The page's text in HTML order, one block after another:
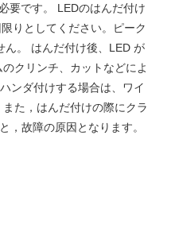
要です。 LEDのはんだ付け
りとしてください。ピーク
ん。 はんだ付け後、LED が
クリンチ、カットなどによ
ンダ付けする場合は、ワイ
た，はんだ付けの際にクラ
故障の原因となります。